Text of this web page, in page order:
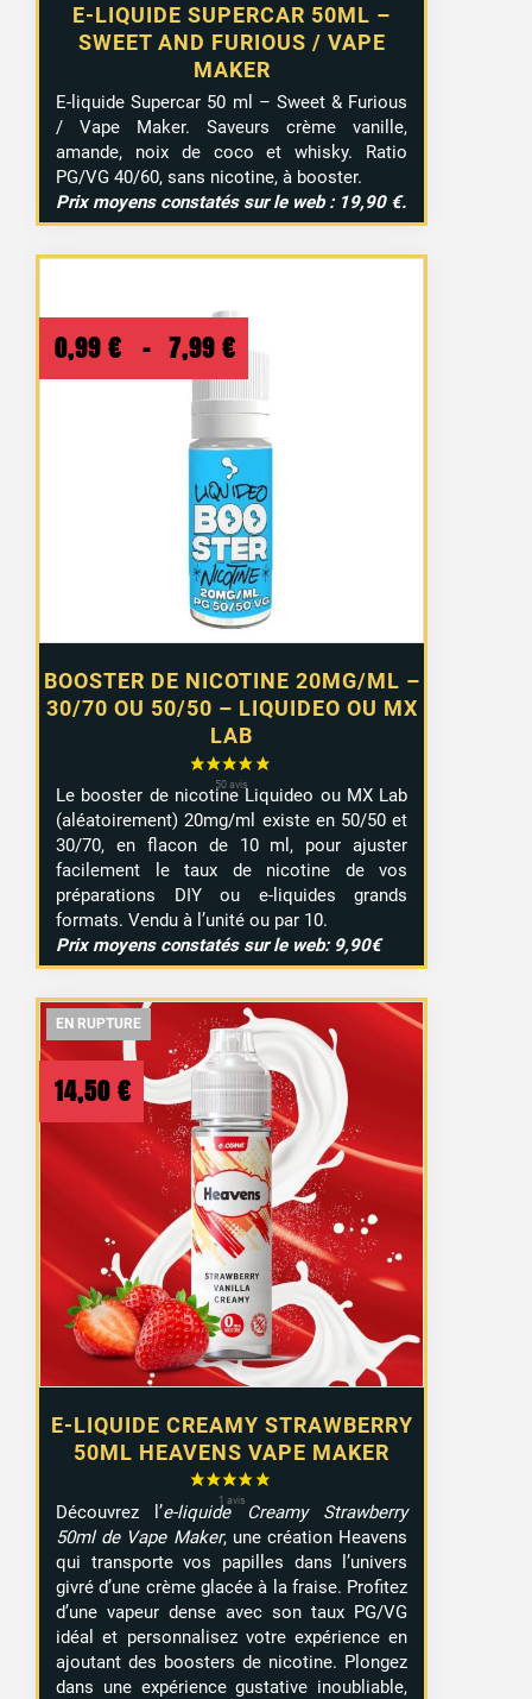
E-LIQUIDE SUPERCAR 50ML –
SWEET AND FURIOUS / VAPE
MAKER
E-liquide Supercar 50 ml – Sweet & Furious
/ Vape Maker. Saveurs crème vanille,
amande, noix de coco et whisky. Ratio
PG/VG 40/60, sans nicotine, à booster.
Prix moyens constatés sur le web : 19,90 €.
BOOSTER DE NICOTINE 20MG/ML –
30/70 OU 50/50 – LIQUIDEO OU MX
LAB
0,99 € – 7,99 € Plage
de
prix :
0,99 €
à
7,99 €
Le booster de nicotine Liquideo ou MX Lab
(aléatoirement) 20mg/ml existe en 50/50 et
30/70, en flacon de 10 ml, pour ajuster
facilement le taux de nicotine de vos
préparations DIY ou e-liquides grands
formats. Vendu à l’unité ou par 10.
Prix moyens constatés sur le web: 9,90€
EN RUPTURE
EN RUPTURE
E-LIQUIDE CREAMY STRAWBERRY
50ML HEAVENS VAPE MAKER
14,50 €
Découvrez l’e-liquide Creamy Strawberry
50ml de Vape Maker, une création Heavens
qui transporte vos papilles dans l’univers
givré d’une crème glacée à la fraise. Profitez
d’une vapeur dense avec son taux PG/VG
idéal et personnalisez votre expérience en
ajoutant des boosters de nicotine. Plongez
dans une expérience gustative inoubliable,
EN RUPTURE